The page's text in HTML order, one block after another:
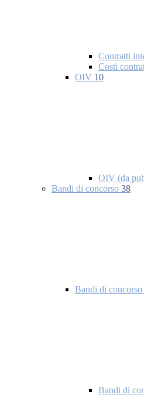
Contratti
Costi
OIV 10
OIV (da
Bandi di concorso 38
Bandi di concorso
Bandi di